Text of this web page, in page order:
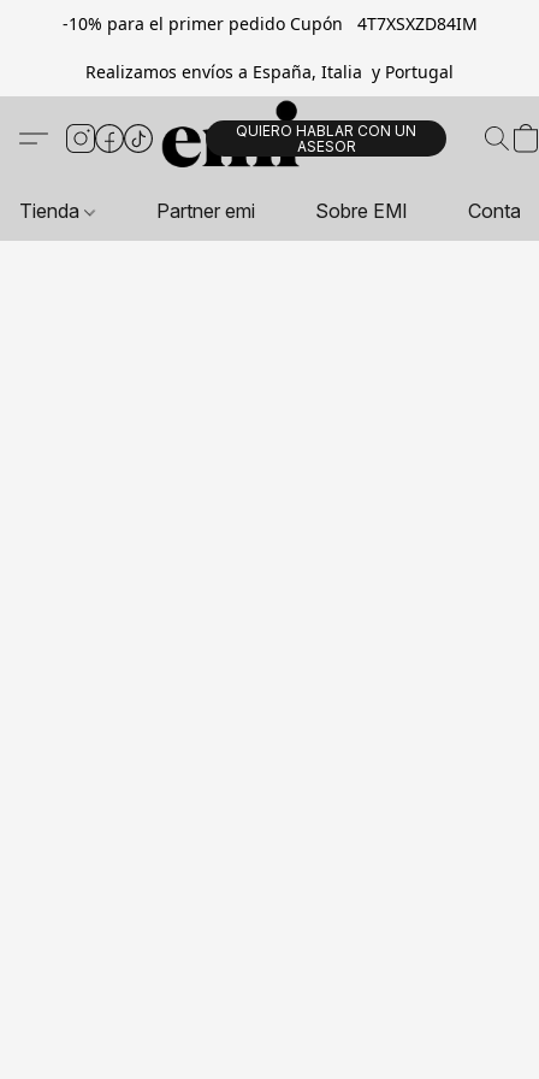
-10% para el primer pedido Cupón 4T7XSXZD84IM
Realizamos envíos a España, Italia y Portugal
QUIERO HABLAR CON UN
ASESOR
Tienda Partner emi Sobre EMI